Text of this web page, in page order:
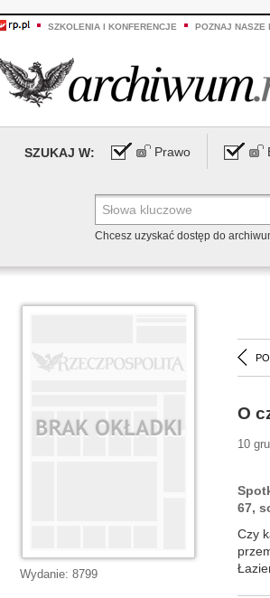
SZKOLENIA I KONFERENCJE POZNAJ NASZE
SZUKAJ W: Prawo
Chcesz uzyskać dostęp do
O
10
67,
Czy
Wydanie: 8799